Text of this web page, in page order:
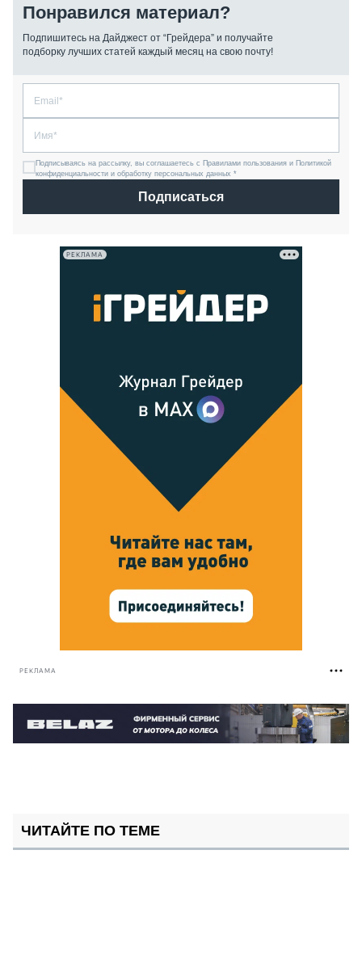
Понравился материал?
Подпишитесь на Дайджест от “Грейдера” и получайте
подборку лучших статей каждый месяц на свою почту!
Подписываясь на рассылку, вы соглашаетесь с Правилами пользования и Политикой
конфиденциальности и обработку персональных данных *
Подписаться
РЕКЛАМА
РЕКЛАМА
ЧИТАЙТЕ ПО ТЕМЕ